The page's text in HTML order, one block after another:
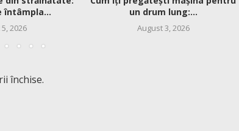
întâmpla...
2026
un drum lung:...
August 3, 2026
închise.